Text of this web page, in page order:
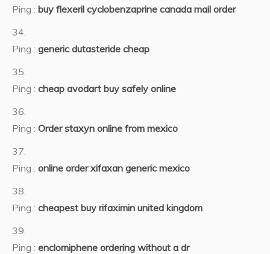
Ping : buy flexeril cyclobenzaprine canada mail order
Ping : generic dutasteride cheap
Ping : cheap avodart buy safely online
Ping : Order staxyn online from mexico
Ping : online order xifaxan generic mexico
Ping : cheapest buy rifaximin united kingdom
Ping : enclomiphene ordering without a dr